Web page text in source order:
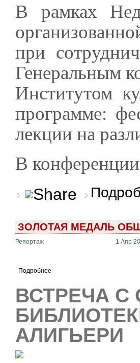
В рамках
при
Генеральным
Институтом
программе:
лекции на
В
ЗОЛОТАЯ МЕДАЛЬ
Репортаж 1 Апр
Подробнее
ВСТРЕЧА С
АЛИГЬЕРИ